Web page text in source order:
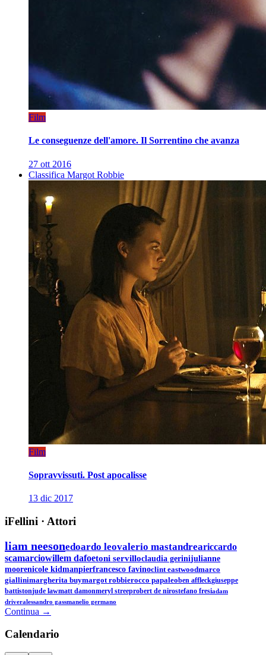
Film
Le conseguenze dell'amore. Il Sorrentino che avanza
27 ott 2016
Classifica Margot Robbie
Film
Sopravvissuti. Post apocalisse
13 dic 2017
iFellini · Attori
liam neesonedoardo leovalerio mastandreariccardo
scamarciowillem dafoetoni servilloclaudia gerinijulianne
moorenicole kidmanpierfrancesco favinoclint eastwoodmarco
giallinimargherita buymargot robbierocco papaleoben affleckgiuseppe
battistonjude lawmatt damonmeryl streeprobert de nirostefano fresiadam
driveralessandro gassmanelio germano
Continua →
Calendario